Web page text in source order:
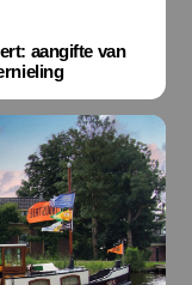
aangifte van